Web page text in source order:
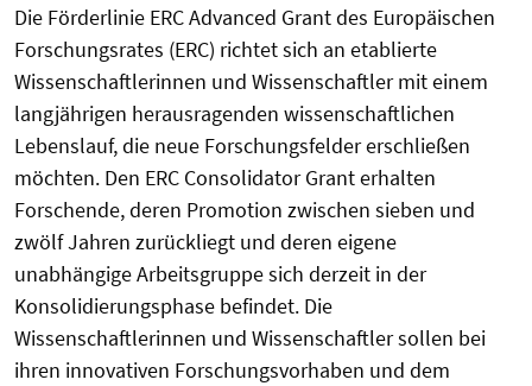
Die Förderlinie ERC Advanced Grant des Europäischen
Forschungsrates (ERC) richtet sich an etablierte
Wissenschaftlerinnen und Wissenschaftler mit einem
langjährigen herausragenden wissenschaftlichen
Lebenslauf, die neue Forschungsfelder erschließen
möchten. Den ERC Consolidator Grant erhalten
Forschende, deren Promotion zwischen sieben und
zwölf Jahren zurückliegt und deren eigene
unabhängige Arbeitsgruppe sich derzeit in der
Konsolidierungsphase befindet. Die
Wissenschaftlerinnen und Wissenschaftler sollen bei
ihren innovativen Forschungsvorhaben und dem